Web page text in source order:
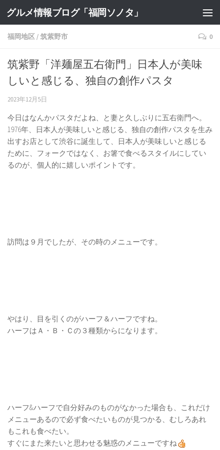
グルメ情報ブログ「福岡ソノタ」
福岡地区 /筑紫野市 0
筑紫野「洋麺屋五右衛門」日本人が美味
しいと感じる、独自の創作パスタ
2023年12月5日
今日はなんかパスタだよね、と妻と久しぶりに五右衛門へ。
1976年、日本人が美味しいと感じる、独自の創作パスタを生み
出すお店として渋谷に誕生して、日本人が美味しいと感じる
ために、フォークではなく、お箸で食べるスタイルにしてい
るのが、個人的に嬉しいポイントです。
訪問は９月でしたが、その時のメニューです。
やはり、目を引くのがハーフ＆ハーフですね。
ハーフはＡ・Ｂ・Ｃの３種類からになります。
ハーフ&ハーフで自分好みのものがなかった場合も、これだけ
メニューあるので必ず食べたいものが見つかる、むしろあれ
もこれも食べたい。
すぐにまた来たいと思わせる魅惑のメニューですね